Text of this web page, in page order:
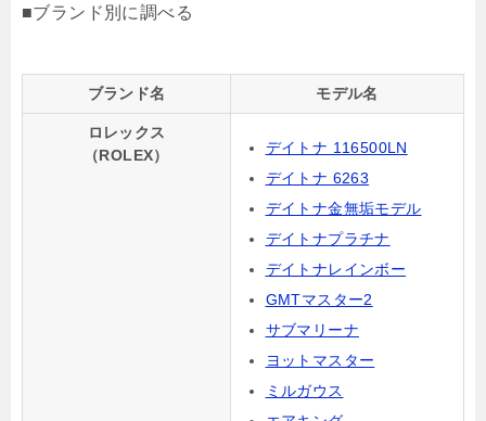
■ブランド別に調べる
ブランド名 モデル名
ロレックス
（ROLEX）
デイトナ 116500LN
デイトナ 6263
デイトナ金無垢モデル
デイトナプラチナ
デイトナレインボー
GMTマスター2
サブマリーナ
ヨットマスター
ミルガウス